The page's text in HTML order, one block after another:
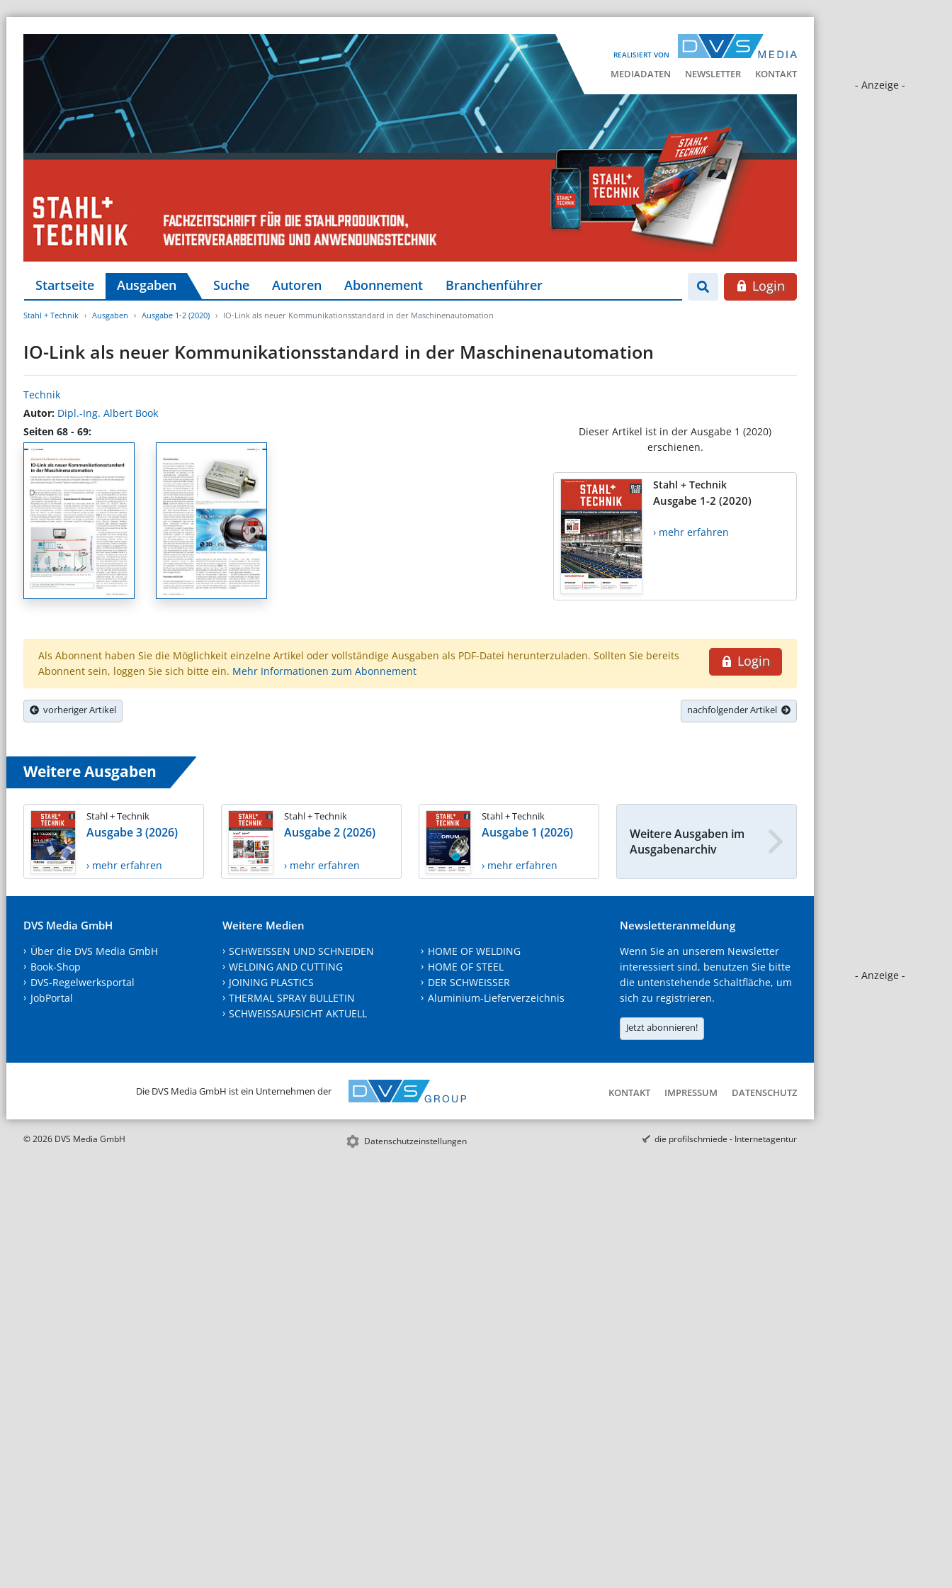
REALISIERT VON
MEDIADATEN NEWSLETTER KONTAKT
- Anzeige -
- Anzeige -
Startseite Ausgaben Suche Autoren Abonnement Branchenführer Login
Stahl + Technik Ausgaben Ausgabe 1-2 (2020) IO-Link als neuer Kommunikationsstandard in der Maschinenautomation
IO-Link als neuer Kommunikationsstandard in der Maschinenautomation
Technik
Autor: Dipl.-Ing. Albert Book
Seiten 68 - 69:
Dieser Artikel ist in der Ausgabe 1 (2020)
erschienen.
Stahl + Technik
Ausgabe 1-2 (2020)
› mehr erfahren
Login
Als Abonnent haben Sie die Möglichkeit einzelne Artikel oder vollständige Ausgaben als PDF-Datei herunterzuladen. Sollten Sie bereits
Abonnent sein, loggen Sie sich bitte ein. Mehr Informationen zum Abonnement
vorheriger Artikel nachfolgender Artikel
Weitere Ausgaben
Stahl + Technik
Ausgabe 3 (2026)
› mehr erfahren
Stahl + Technik
Ausgabe 2 (2026)
› mehr erfahren
Stahl + Technik
Ausgabe 1 (2026)
› mehr erfahren
Weitere Ausgaben im
Ausgabenarchiv
DVS Media GmbH
Über die DVS Media GmbH
Book-Shop
DVS-Regelwerksportal
JobPortal
Weitere Medien
SCHWEISSEN UND SCHNEIDEN
WELDING AND CUTTING
JOINING PLASTICS
THERMAL SPRAY BULLETIN
SCHWEISSAUFSICHT AKTUELL
HOME OF WELDING
HOME OF STEEL
DER SCHWEISSER
Aluminium-Lieferverzeichnis
Newsletteranmeldung
Wenn Sie an unserem Newsletter
interessiert sind, benutzen Sie bitte
die untenstehende Schaltfläche, um
sich zu registrieren.
Jetzt abonnieren!
Die DVS Media GmbH ist ein Unternehmen der KONTAKT IMPRESSUM DATENSCHUTZ
© 2026 DVS Media GmbH Datenschutzeinstellungen die profilschmiede - Internetagentur